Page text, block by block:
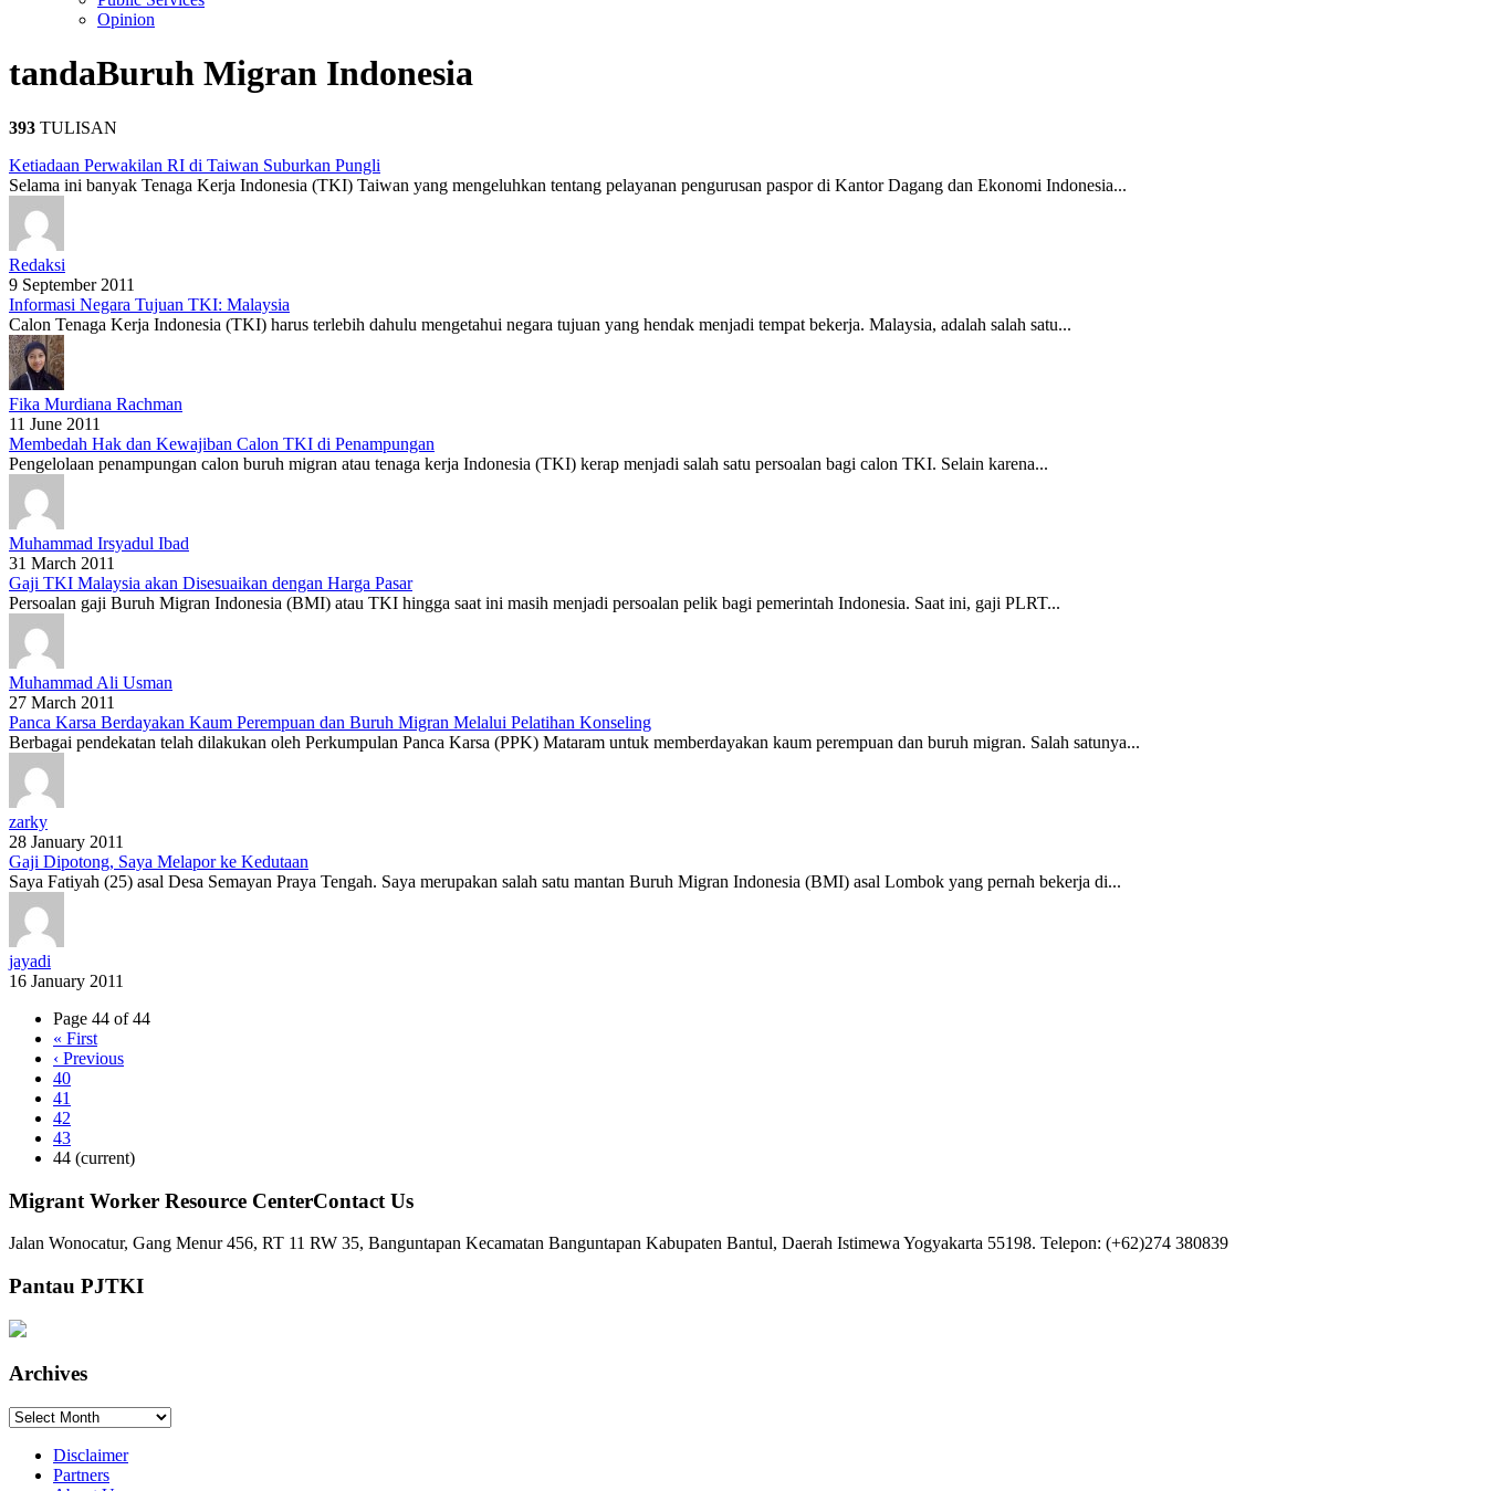
Opinion
tandaBuruh Migran Indonesia
393 TULISAN
Ketiadaan Perwakilan RI di Taiwan Suburkan Pungli
Selama ini banyak Tenaga Kerja Indonesia (TKI) Taiwan yang mengeluhkan tentang pelayanan pengurusan paspor di Kantor Dagang dan Ekonomi Indonesia...
Redaksi
9 September 2011
Informasi Negara Tujuan TKI: Malaysia
Calon Tenaga Kerja Indonesia (TKI) harus terlebih dahulu mengetahui negara tujuan yang hendak menjadi tempat bekerja. Malaysia, adalah salah satu...
Fika Murdiana Rachman
11 June 2011
Membedah Hak dan Kewajiban Calon TKI di Penampungan
Pengelolaan penampungan calon buruh migran atau tenaga kerja Indonesia (TKI) kerap menjadi salah satu persoalan bagi calon TKI. Selain karena...
Muhammad Irsyadul Ibad
31 March 2011
Gaji TKI Malaysia akan Disesuaikan dengan Harga Pasar
Persoalan gaji Buruh Migran Indonesia (BMI) atau TKI hingga saat ini masih menjadi persoalan pelik bagi pemerintah Indonesia. Saat ini, gaji PLRT...
Muhammad Ali Usman
27 March 2011
Panca Karsa Berdayakan Kaum Perempuan dan Buruh Migran Melalui Pelatihan Konseling
Berbagai pendekatan telah dilakukan oleh Perkumpulan Panca Karsa (PPK) Mataram untuk memberdayakan kaum perempuan dan buruh migran. Salah satunya...
zarky
28 January 2011
Gaji Dipotong, Saya Melapor ke Kedutaan
Saya Fatiyah (25) asal Desa Semayan Praya Tengah. Saya merupakan salah satu mantan Buruh Migran Indonesia (BMI) asal Lombok yang pernah bekerja di...
jayadi
16 January 2011
Page 44 of 44
« First
‹ Previous
40
41
42
43
44 (current)
Migrant Worker Resource CenterContact Us
Jalan Wonocatur, Gang Menur 456, RT 11 RW 35, Banguntapan Kecamatan Banguntapan Kabupaten Bantul, Daerah Istimewa Yogyakarta 55198. Telepon: (+62)274 380839
Pantau PJTKI
Archives
Archives
Disclaimer
Partners